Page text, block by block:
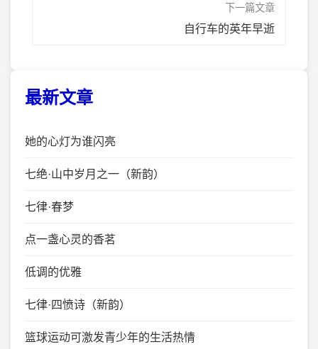
下一篇文章
自行车的英年早逝
最新文章
她的心灯为谁闪亮
七绝·山中岁月之一（新韵）
七律·春梦
点一盏心灵的香茗
低调的优雅
七律·四愤诗（新韵）
篮球运动可激发青少年的生活热情